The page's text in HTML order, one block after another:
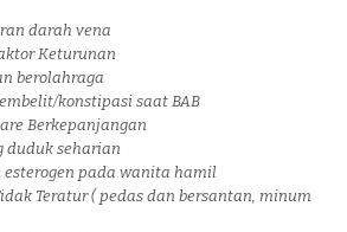
darah vena
Keturunan
berolahraga
konstipasi saat BAB
Berkepanjangan
duduk seharian
esterogen pada wanita hamil
Teratur ( pedas dan bersantan, minum